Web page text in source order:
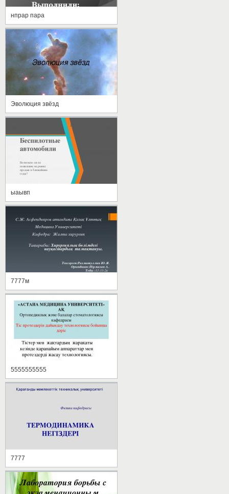
нпрар пара
Эволюция звёзд
ыаывп
7777м
5555555555
7777